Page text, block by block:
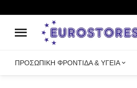
ΠΡΟΣΩΠΙΚΗ ΦΡΟΝΤΙΔΑ & ΥΓΕΙΑ